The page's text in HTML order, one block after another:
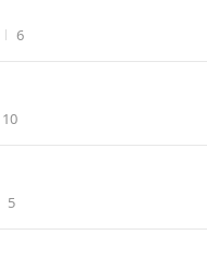
조회수
6
조회수
10
조회수
5